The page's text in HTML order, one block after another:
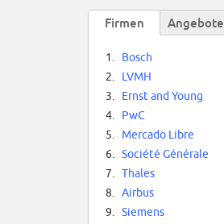
Firmen Angebote
1.
Bosch
2.
LVMH
3.
Ernst and Young
4.
PwC
5.
Mercado Libre
6.
Société Générale
7.
Thales
8.
Airbus
9.
Siemens